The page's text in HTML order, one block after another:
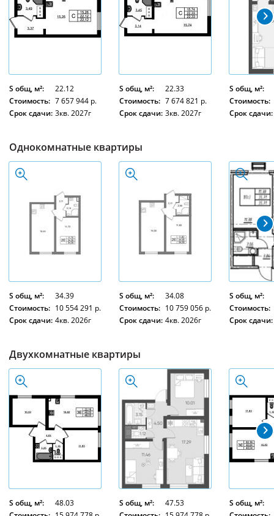
S общ, м²:
22.12
Стоимость: 7 657 944 р.
Срок сдачи: 3кв. 2027г
S общ, м²:
22.33
Стоимость: 7 674 821 р.
Срок сдачи: 3кв. 2027г
S общ, м²:
Стоимость:
Срок сдачи:
Однокомнатные квартиры
S общ, м²:
34.39
Стоимость: 10 554 291 р.
Срок сдачи: 4кв. 2026г
S общ, м²:
34.08
Стоимость: 10 759 056 р.
Срок сдачи: 4кв. 2026г
S общ, м²:
Стоимость:
Срок сдачи:
Двухкомнатные квартиры
S общ, м²:
48.03
S общ, м²:
47.53
S общ, м²: